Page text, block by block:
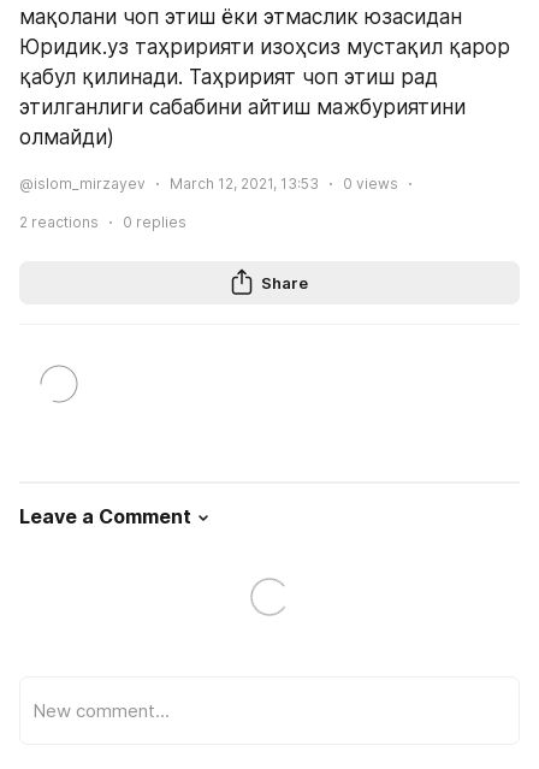
мақолани чоп этиш ёки этмаслик юзасидан
Юридик.уз таҳририяти изоҳсиз мустақил қарор
қабул қилинади. Таҳририят чоп этиш рад
этилганлиги сабабини айтиш мажбуриятини
олмайди)
@islom_mirzayev March 12, 2021, 13:53 0 views
2 reactions 0 replies
Share
Leave a Comment